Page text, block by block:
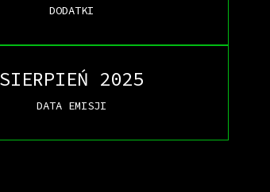
DODATKI
SIERPIEŃ 2025
DATA EMISJI